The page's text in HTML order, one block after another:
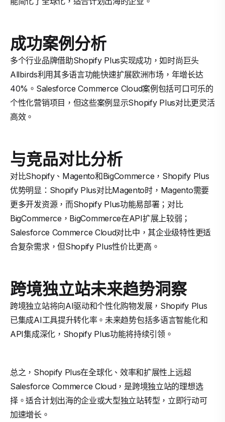
成功案例分析
多个行业品牌借助Shopify Plus实现成功，如时尚巨头
Allbirds利用其多语言功能快速扩展欧洲市场，年增长达
40%。Salesforce Commerce Cloud案例包括可口可乐的
个性化营销项目，但这些案例显示Shopify Plus对比更灵活
高效。
与竞品对比分析
对比Shopify、Magento和BigCommerce，Shopify Plus
优势明显：Shopify Plus对比Magento时，Magento需要
更多开发资源，而Shopify Plus功能易部署；对比
BigCommerce，BigCommerce在API扩展上较弱；
Salesforce Commerce Cloud对比中，其企业级特性更适
合复杂需求，但Shopify Plus性价比更高。
跨境独立站未来趋势洞察
跨境独立站将向AI驱动和个性化购物发展，Shopify Plus
已集成AI工具提升转化率。未来趋势包括多语言智能化和
API集成深化，Shopify Plus功能将持续引领。
总之，Shopify Plus在全球化、效率和扩展性上远超
Salesforce Commerce Cloud，是跨境独立站的理想选
择。适合计划出海的企业或大型独立站转型，立即行动可
加速增长。